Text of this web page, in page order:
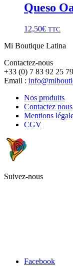
Queso
12,50€ TTC
Mi Boutique Latina
Contactez-nous
+33 (0) 7 83 92 25 79
Email :
Nos produits
Contactez nous
Mentions
CGV
Suivez-nous
Facebook